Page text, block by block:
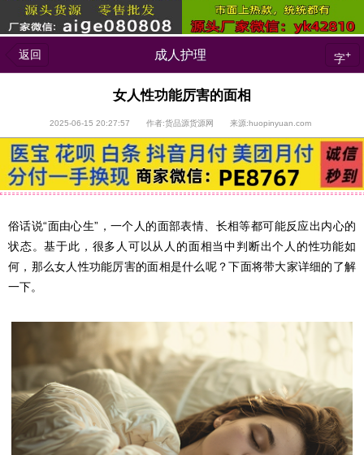
返回 成人护理 字+
女人性功能厉害的面相
2025-06-15 20:27:57 作者:货品源货源网 来源:huopinyuan.com
俗话说“面由心生”，一个人的面部表情、长相等都可能反应出内心的
状态。基于此，很多人可以从人的面相当中判断出个人的性功能如
何，那么女人性功能厉害的面相是什么呢？下面将带大家详细的了解
一下。